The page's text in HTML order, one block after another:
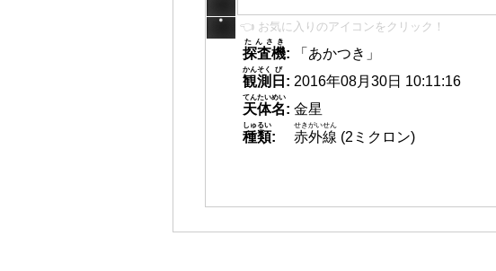
👈 お気に入りのアイコンをクリック！
探査機
たんさき
:
「あかつき」
観測
かんそく
日
び
: 2016年08月30日 10:11:16
天体名
てんたいめい
: 金星
種類
しゅるい
: 赤外線
せきがいせん
(2ミクロン)